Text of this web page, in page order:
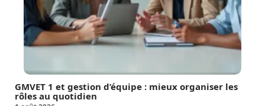
GMVET 1 et gestion d’équipe : mieux organiser les
rôles au quotidien